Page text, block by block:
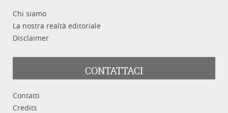
Chi siamo
La nostra realtà editoriale
Disclaimer
CONTATTACI
Contatti
Credits